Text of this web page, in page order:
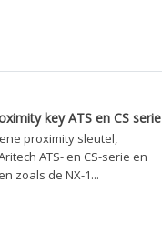
key ATS en CS serie
proximity sleutel,
ATS- en CS-serie en
zoals de NX-1...